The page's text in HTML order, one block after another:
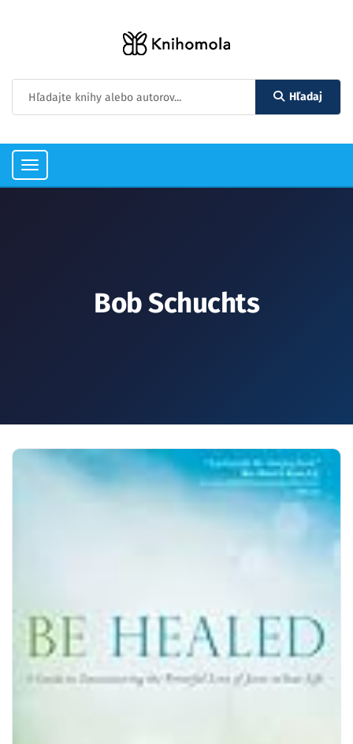
Hľadaj
Toggle
Bob Schuchts